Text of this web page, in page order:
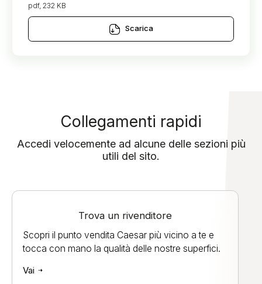
pdf, 232 KB
Scarica
Collegamenti rapidi
Accedi velocemente ad alcune delle sezioni più
utili del sito.
Trova un rivenditore
Scopri il punto vendita Caesar più vicino a te e
tocca con mano la qualità delle nostre superfici.
Vai